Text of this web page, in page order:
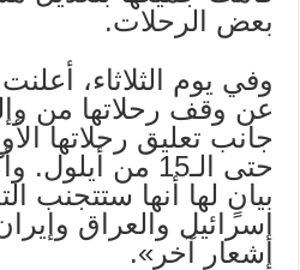
بعض الرحلات.
وفي يوم الثلاثاء،
عن وقف رحلاتها من
جانب تعليق رحلاتها
حتى الـ15 من
بيانٍ لها أنها ستتجنب
إسرائيل والعراق
إشعار آخر».